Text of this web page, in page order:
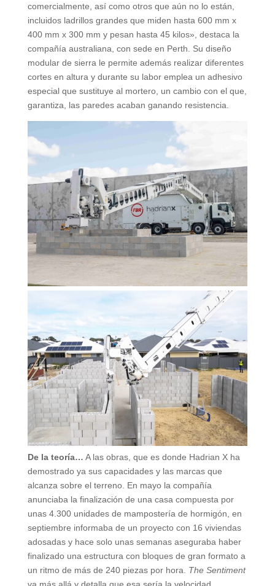
comercialmente, así como otros que aún no lo están,
incluidos ladrillos grandes que miden hasta 600 mm x
400 mm x 300 mm y pesan hasta 45 kilos», destaca la
compañía australiana, con sede en Perth. Su diseño
modular de sierra le permite además realizar diferentes
cortes en altura y durante su labor emplea un adhesivo
especial que sustituye al mortero, un cambio con el que,
garantiza, las paredes acaban ganando resistencia.
De la teoría… A las obras, que es donde Hadrian X ha
demostrado ya sus capacidades y las marcas que
alcanza sobre el terreno. En mayo la compañía
anunciaba la finalización de una casa compuesta por
unas 4.300 unidades de mampostería de hormigón, en
septiembre informaba de un proyecto con 16 viviendas
adosadas y hace solo unas semanas aseguraba haber
finalizado una estructura con bloques de gran formato a
un ritmo de más de 240 piezas por hora. The Sentiment
va más allá y detalla que esa sería la velocidad